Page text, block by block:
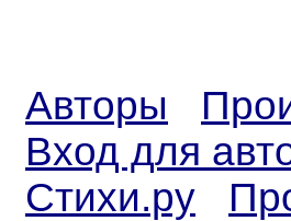
Авторы
Вход для
Стихи.ру